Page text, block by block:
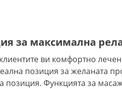
за максимална
ви комфортно
позиция за желаната
Функцията за